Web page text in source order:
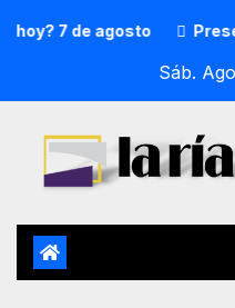
de agosto
Sáb.